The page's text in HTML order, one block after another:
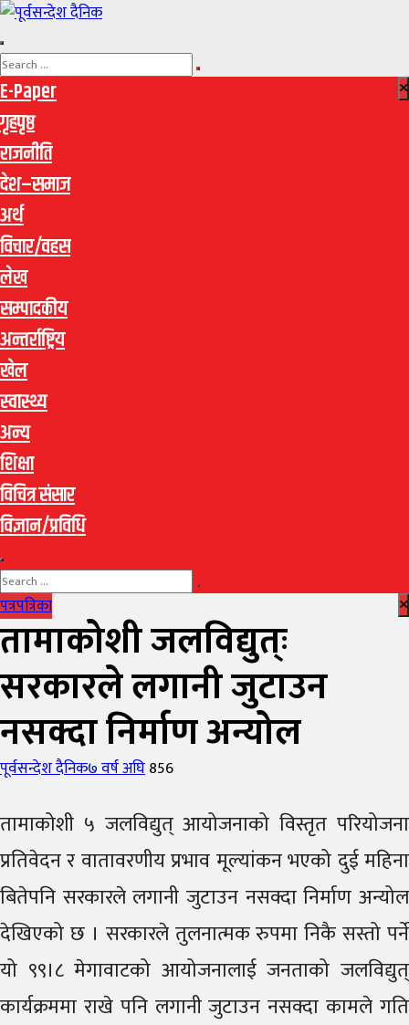
E-Paper
गृहपृष्ठ
राजनीति
देश–समाज
अर्थ
विचार/वहस
लेख
सम्पादकीय
अन्तर्राष्ट्रिय
खेल
स्वास्थ्य
अन्य
शिक्षा
विचित्र संसार
विज्ञान/प्रविधि
पत्रपत्रिका
तामाकोशी जलविद्युत्ः
सरकारले लगानी जुटाउन
नसक्दा निर्माण अन्योल
Author
पूर्वसन्देश दैनिकPosted
७ वर्ष अघि856
तामाकोशी ५ जलविद्युत् आयोजनाको विस्तृत परियोजना
प्रतिवेदन र वातावरणीय प्रभाव मूल्यांकन भएको दुई महिना
बितेपनि सरकारले लगानी जुटाउन नसक्दा निर्माण अन्योल
देखिएको छ । सरकारले तुलनात्मक रुपमा निकै सस्तो पर्ने
यो ९९।८ मेगावाटको आयोजनालाई जनताको जलविद्युत्
कार्यक्रममा राखे पनि लगानी जुटाउन नसक्दा कामले गति